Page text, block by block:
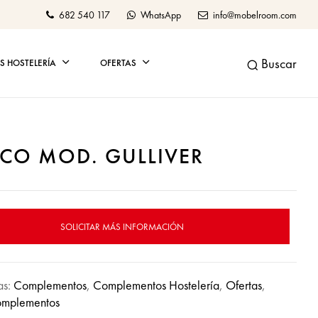
682 540 117 WhatsApp info@mobelroom.com
HOSTELERÍA OFERTAS Buscar
MOD. GULLIVER
SOLICITAR MÁS INFORMACIÓN
Complementos, Complementos Hostelería, Ofertas,